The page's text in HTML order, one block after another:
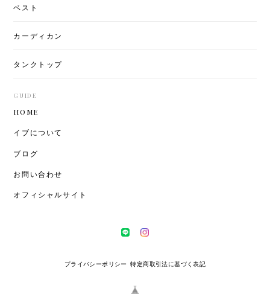
ベスト
カーディカン
タンクトップ
GUIDE
HOME
イブについて
ブログ
お問い合わせ
オフィシャルサイト
プライバシーポリシー 特定商取引法に基づく表記